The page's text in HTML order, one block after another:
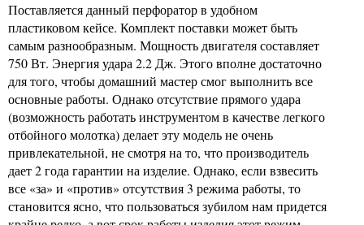
Поставляется данный перфоратор в удобном
пластиковом кейсе. Комплект поставки может быть
самым разнообразным. Мощность двигателя составляет
750 Вт. Энергия удара 2.2 Дж. Этого вполне достаточно
для того, чтобы домашний мастер смог выполнить все
основные работы. Однако отсутствие прямого удара
(возможность работать инструментом в качестве легкого
отбойного молотка) делает эту модель не очень
привлекательной, не смотря на то, что производитель
дает 2 года гарантии на изделие. Однако, если взвесить
все «за» и «против» отсутствия 3 режима работы, то
становится ясно, что пользоваться зубилом нам придется